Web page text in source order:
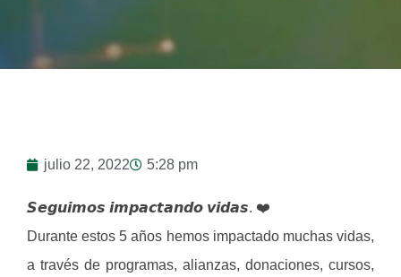
julio 22, 2022 5:28 pm
𝙎𝙚𝙜𝙪𝙞𝙢𝙤𝙨 𝙞𝙢𝙥𝙖𝙘𝙩𝙖𝙣𝙙𝙤 𝙫𝙞𝙙𝙖𝙨. ❤️
Durante estos 5 años hemos impactado muchas vidas,
a través de programas, alianzas, donaciones, cursos,